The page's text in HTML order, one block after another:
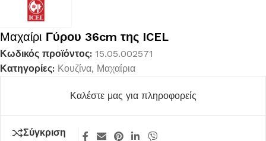
Μαχαίρι Γύρου 36cm της ICEL
Κωδικός προϊόντος: 15.05.002571
Κατηγορίες: Κουζίνα, Μαχαίρια
Καλέστε μας για πληροφορείς
Σύγκριση